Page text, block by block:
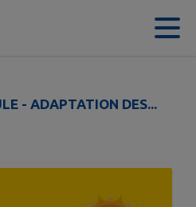
- ADAPTATION DES...